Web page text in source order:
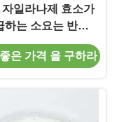
자일라나제 효소가
하는 소요는 반대
적 영향을 제거합
니다
은 가격 을 구하라